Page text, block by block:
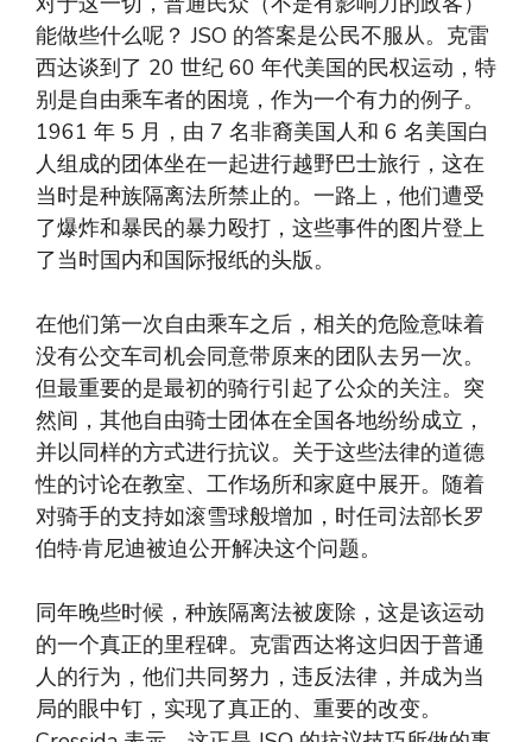
能做些什么呢？ JSO 的答案是公民不服从。克雷
西达谈到了 20 世纪 60 年代美国的民权运动，特
别是自由乘车者的困境，作为一个有力的例子。
1961 年 5 月，由 7 名非裔美国人和 6 名美国白
人组成的团体坐在一起进行越野巴士旅行，这在
当时是种族隔离法所禁止的。一路上，他们遭受
了爆炸和暴民的暴力殴打，这些事件的图片登上
了当时国内和国际报纸的头版。
在他们第一次自由乘车之后，相关的危险意味着
没有公交车司机会同意带原来的团队去另一次。
但最重要的是最初的骑行引起了公众的关注。突
然间，其他自由骑士团体在全国各地纷纷成立，
并以同样的方式进行抗议。关于这些法律的道德
性的讨论在教室、工作场所和家庭中展开。随着
对骑手的支持如滚雪球般增加，时任司法部长罗
伯特·肯尼迪被迫公开解决这个问题。
同年晚些时候，种族隔离法被废除，这是该运动
的一个真正的里程碑。克雷西达将这归因于普通
人的行为，他们共同努力，违反法律，并成为当
局的眼中钉，实现了真正的、重要的改变。